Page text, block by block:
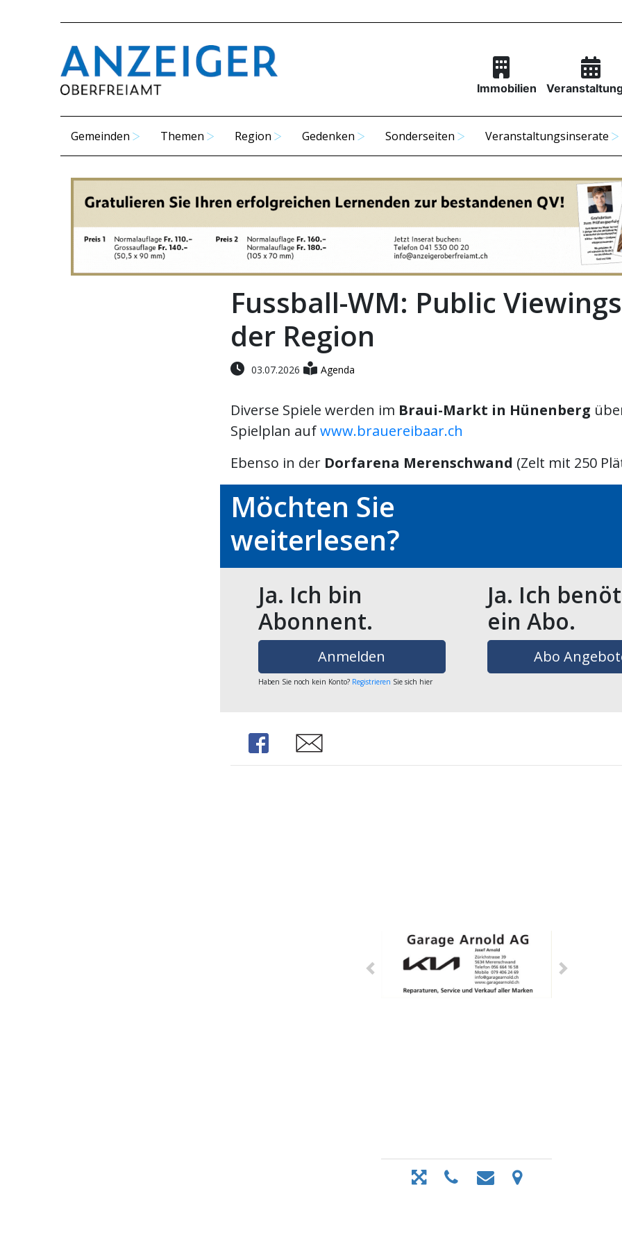
Immobilien
Gemeinden Themen Region Gedenken Sonderseiten Veranstaltungsinserate
Fussball-WM: Public
der Region
03.07.2026 Agenda
Diverse Spiele werden im Braui-Markt in Hünenberg
Spielplan aufwww.brauereibaar.ch
Ebenso in der Dorfarena Merenschwand (Zelt mit 250
Möchten Sie
weiterlesen?
Ja. Ich bin
Abonnent.
Anmelden
Haben Sie noch kein Konto?Registrieren Sie sich hier
Ja. Ich
ein Abo.
Abo
Share Share